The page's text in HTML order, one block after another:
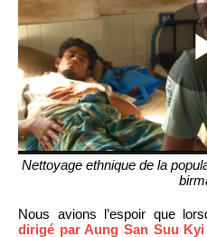
Nettoyage ethnique de la
Nous avions l’espoir que
dirigé par Aung San Suu Kyi